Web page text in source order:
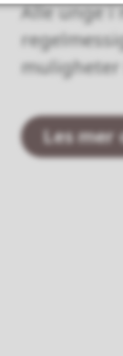
Alle unge i
muligheter
Les